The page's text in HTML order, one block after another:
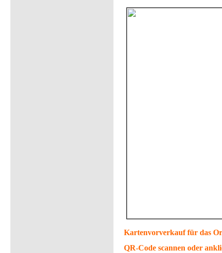
Kartenvorverkauf für das
QR-Code scannen oder